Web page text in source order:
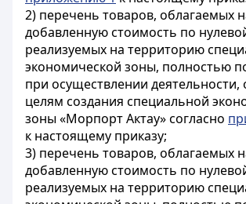
2) перечень товаров, облагаемых
добавленную стоимость по
реализуемых на территорию
экономической зоны, полностью
при осуществлении
целям создания специальной
зоны «Морпорт Актау» согласно
к настоящему приказу;
3) перечень товаров, облагаемых
добавленную стоимость по
реализуемых на территорию